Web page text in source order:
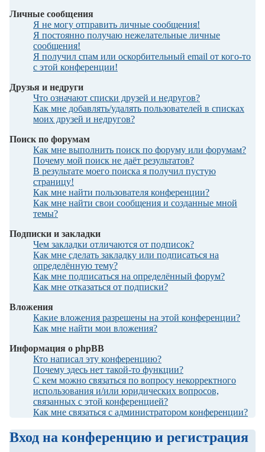
Личные сообщения
Я не могу отправить личные сообщения!
Я постоянно получаю нежелательные личные
сообщения!
Я получил спам или оскорбительный email от кого-то
с этой конференции!
Друзья и недруги
Что означают списки друзей и недругов?
Как мне добавлять/удалять пользователей в списках
моих друзей и недругов?
Поиск по форумам
Как мне выполнить поиск по форуму или форумам?
Почему мой поиск не даёт результатов?
В результате моего поиска я получил пустую
страницу!
Как мне найти пользователя конференции?
Как мне найти свои сообщения и созданные мной
темы?
Подписки и закладки
Чем закладки отличаются от подписок?
Как мне сделать закладку или подписаться на
определённую тему?
Как мне подписаться на определённый форум?
Как мне отказаться от подписки?
Вложения
Какие вложения разрешены на этой конференции?
Как мне найти мои вложения?
Информация о phpBB
Кто написал эту конференцию?
Почему здесь нет такой-то функции?
С кем можно связаться по вопросу некорректного
использования и/или юридических вопросов,
связанных с этой конференцией?
Как мне связаться с администратором конференции?
Вход на конференцию и регистрация